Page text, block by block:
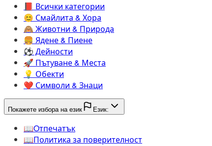
📕️ Всички категории
😊️ Смайлита & Хора
🙈️ Животни & Природа
🍔️ Ядене & Пиене
⚽️ Дейности
🚀️ Пътуване & Места
💡️ Обекти
❤️ Символи & Знаци
Покажете избора на език Език:
📖️Oтпечатък
📖️Политика за поверителност